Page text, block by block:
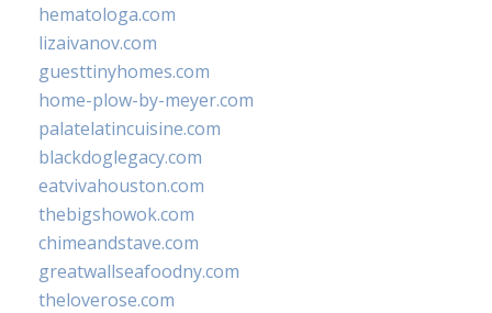
hematologa.com
lizaivanov.com
guesttinyhomes.com
home-plow-by-meyer.com
palatelatincuisine.com
blackdoglegacy.com
eatvivahouston.com
thebigshowok.com
chimeandstave.com
greatwallseafoodny.com
theloverose.com